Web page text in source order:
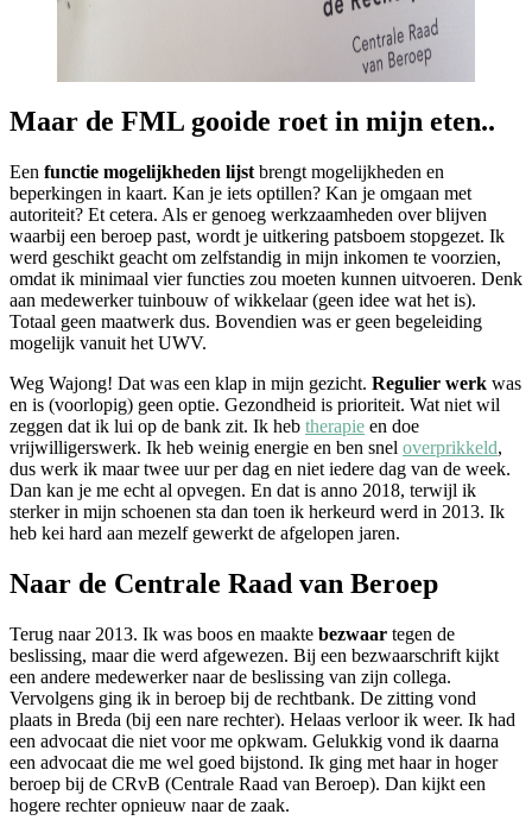
Maar de FML gooide roet in mijn eten..
Een functie mogelijkheden lijst brengt mogelijkheden en
beperkingen in kaart. Kan je iets optillen? Kan je omgaan met
autoriteit? Et cetera. Als er genoeg werkzaamheden over blijven
waarbij een beroep past, wordt je uitkering patsboem stopgezet. Ik
werd geschikt geacht om zelfstandig in mijn inkomen te voorzien,
omdat ik minimaal vier functies zou moeten kunnen uitvoeren. Denk
aan medewerker tuinbouw of wikkelaar (geen idee wat het is).
Totaal geen maatwerk dus. Bovendien was er geen begeleiding
mogelijk vanuit het UWV.
Weg Wajong! Dat was een klap in mijn gezicht. Regulier werk was
en is (voorlopig) geen optie. Gezondheid is prioriteit. Wat niet wil
zeggen dat ik lui op de bank zit. Ik heb therapie en doe
vrijwilligerswerk. Ik heb weinig energie en ben snel overprikkeld,
dus werk ik maar twee uur per dag en niet iedere dag van de week.
Dan kan je me echt al opvegen. En dat is anno 2018, terwijl ik
sterker in mijn schoenen sta dan toen ik herkeurd werd in 2013. Ik
heb kei hard aan mezelf gewerkt de afgelopen jaren.
Naar de Centrale Raad van Beroep
Terug naar 2013. Ik was boos en maakte bezwaar tegen de
beslissing, maar die werd afgewezen. Bij een bezwaarschrift kijkt
een andere medewerker naar de beslissing van zijn collega.
Vervolgens ging ik in beroep bij de rechtbank. De zitting vond
plaats in Breda (bij een nare rechter). Helaas verloor ik weer. Ik had
een advocaat die niet voor me opkwam. Gelukkig vond ik daarna
een advocaat die me wel goed bijstond. Ik ging met haar in hoger
beroep bij de CRvB (Centrale Raad van Beroep). Dan kijkt een
hogere rechter opnieuw naar de zaak.